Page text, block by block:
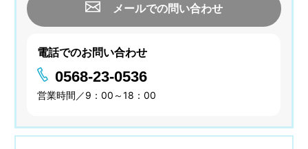
メールでの問い合わせ
電話でのお問い合わせ
0568-23-0536
営業時間／9：00～18：00